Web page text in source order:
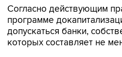
Согласно действующим
программе
допускаться банки,
которых составляет не